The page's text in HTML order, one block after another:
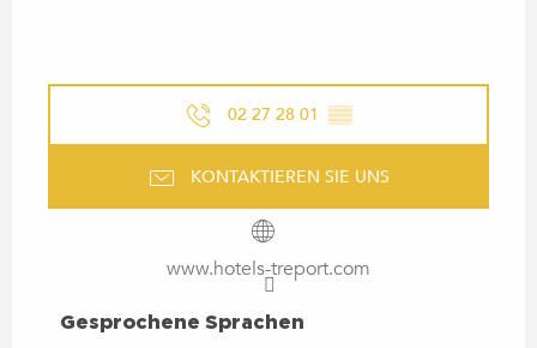
02 27 28 01 ▒▒
KONTAKTIEREN SIE UNS
www.hotels-treport.com
GESPROCHENE SPRACHEN
Gesprochene Sprachen